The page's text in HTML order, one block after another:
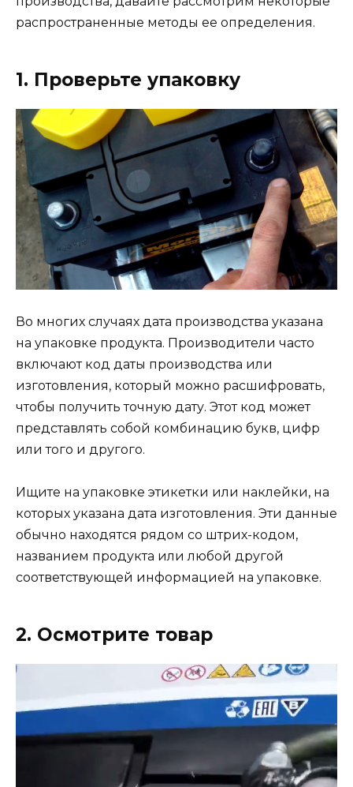
распространенные методы ее определения.
1. Проверьте упаковку
Во многих случаях дата производства указана
на упаковке продукта. Производители часто
включают код даты производства или
изготовления, который можно расшифровать,
чтобы получить точную дату. Этот код может
представлять собой комбинацию букв, цифр
или того и другого.
Ищите на упаковке этикетки или наклейки, на
которых указана дата изготовления. Эти данные
обычно находятся рядом со штрих-кодом,
названием продукта или любой другой
соответствующей информацией на упаковке.
2. Осмотрите товар